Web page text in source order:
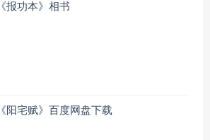
《报功本》相书
《阳宅赋》百度网盘下载